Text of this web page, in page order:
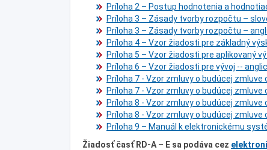
Príloha 2 – Postup hodnotenia a
Príloha 3 – Zásady tvorby rozpočtu –
Príloha 3 – Zásady tvorby rozpočtu –
Príloha 4 – Vzor žiadosti pre základný
Príloha 5 – Vzor žiadosti pre aplikovaný
Príloha 6 – Vzor žiadosti pre vývoj --
Príloha 7 - Vzor zmluvy o budúcej
Príloha 7 - Vzor zmluvy o budúcej
Príloha 8 - Vzor zmluvy o budúcej
Príloha 8 - Vzor zmluvy o budúcej
Príloha 9 – Manuál k elektronickému
Žiadosť časť RD-A – E sa podáva cez